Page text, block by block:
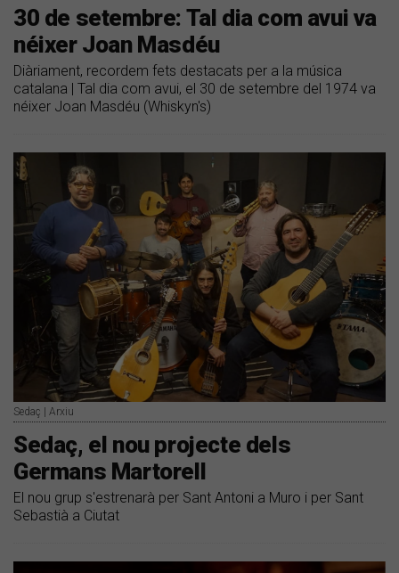
30 de setembre: Tal dia com avui va
néixer Joan Masdéu
Diàriament, recordem fets destacats per a la música
catalana | Tal dia com avui, el 30 de setembre del 1974 va
néixer Joan Masdéu (Whiskyn's)
Sedaç | Arxiu
Sedaç, el nou projecte dels
Germans Martorell
El nou grup s'estrenarà per Sant Antoni a Muro i per Sant
Sebastià a Ciutat